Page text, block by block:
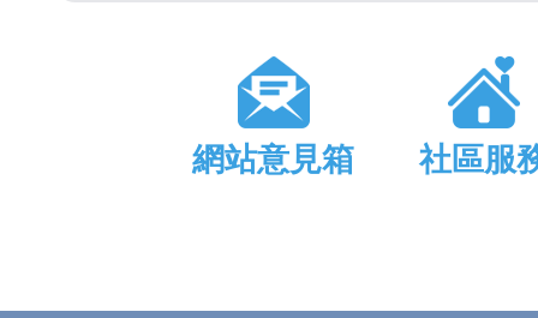
網站意見箱 社區服